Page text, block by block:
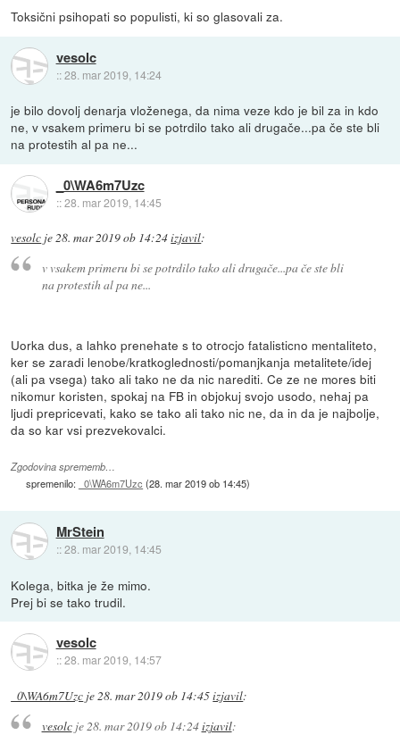
Toksični psihopati so populisti, ki so glasovali za.
vesolc
::28. mar 2019, 14:24
je bilo dovolj denarja vloženega, da nima veze kdo je bil za in kdo
ne, v vsakem primeru bi se potrdilo tako ali drugače...pa če ste bli
na protestih al pa ne...
_0\WA6m7Uzc
::28. mar 2019, 14:45
vesolc je28. mar 2019 ob 14:24izjavil:
v vsakem primeru bi se potrdilo tako ali drugače...pa če ste bli
na protestih al pa ne...
Uorka dus, a lahko prenehate s to otrocjo fatalisticno mentaliteto,
ker se zaradi lenobe/kratkoglednosti/pomanjkanja metalitete/idej
(ali pa vsega) tako ali tako ne da nic narediti. Ce ze ne mores biti
nikomur koristen, spokaj na FB in objokuj svojo usodo, nehaj pa
ljudi prepricevati, kako se tako ali tako nic ne, da in da je najbolje,
da so kar vsi prezvekovalci.
Zgodovina sprememb…
spremenilo: _0\WA6m7Uzc (28. mar 2019 ob 14:45)
MrStein
::28. mar 2019, 14:45
Kolega, bitka je že mimo.
Prej bi se tako trudil.
vesolc
::28. mar 2019, 14:57
_0\WA6m7Uzc je28. mar 2019 ob 14:45izjavil:
vesolcje 28. mar 2019 ob 14:24izjavil: